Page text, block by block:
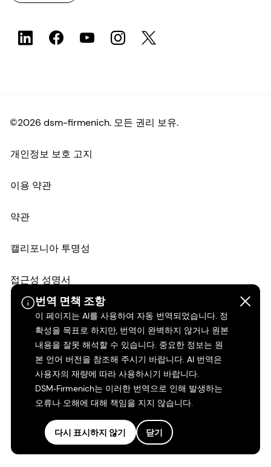
번역 면책 조항
이 페이지는 AI를 사용하여 자동 번역되었습니다. 정
확성을 목표로 하지만, 번역이 완벽하지 않거나 원본
내용을 잘못 해석할 수 있습니다. 중요한 정보는 원
본 언어 버전을 참조해 주시기 바랍니다. AI 번역은
사용자의 재량에 따라 사용하시기 바랍니다.
DSM‑Firmenich는 이러한 번역으로 인해 발생하는
오류나 오해에 대해 책임을 지지 않습니다.
다시 표시하지 않기 닫기
©2026 dsm-firmenich. 모든 권리 보유.
개인정보 보호 고지
이용 약관
약관
캘리포니아 투명성
접근성 성명서
법적 정보
사이트 맵